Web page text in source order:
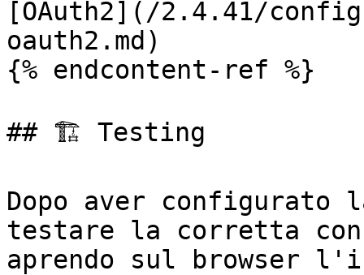
[OAuth2](/2.4.41/
oauth2.md)
{% endcontent-ref %}
## 🏗️ Testing
Dopo aver configurato
testare la corretta
aprendo sul browser